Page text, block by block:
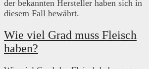
der bekannten Hersteller haben sich in
diesem Fall bewährt.
Wie viel Grad muss Fleisch
haben?